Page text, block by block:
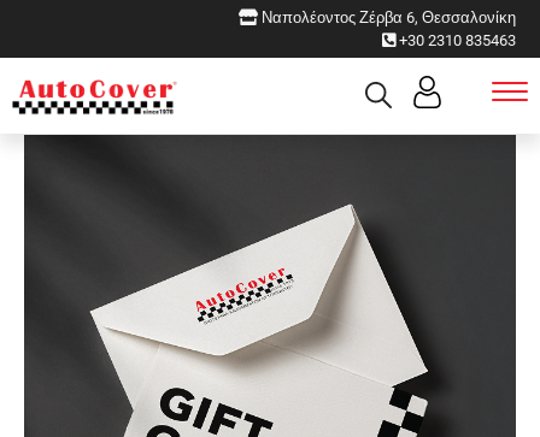
Ναπολέοντος Ζέρβα 6, Θεσσαλονίκη
+30 2310 835463